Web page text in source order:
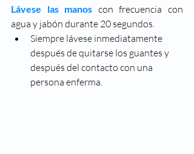
Lávese las manos con frecuencia con
agua y jabón durante 20 segundos.
Siempre lávese inmediatamente
después de quitarse los guantes y
después del contacto con una
persona enferma.